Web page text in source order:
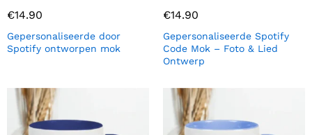
€14.90
Gepersonaliseerde door
Spotify ontworpen mok
€14.90
Gepersonaliseerde Spotify
Code Mok – Foto & Lied
Ontwerp